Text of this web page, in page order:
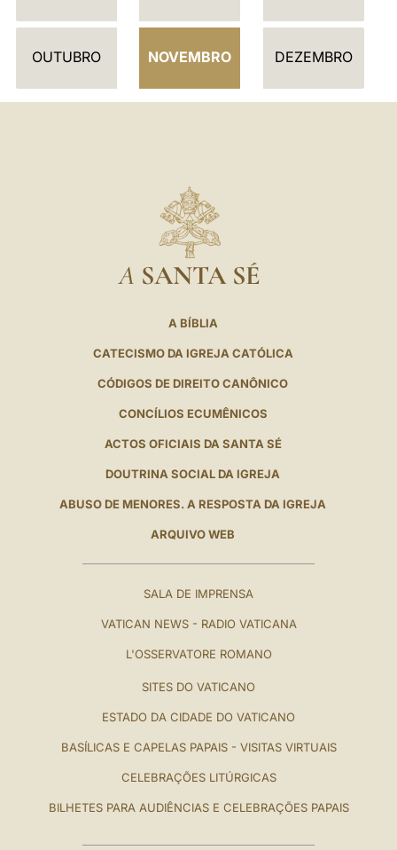
R
OUTUBRO NOVEMBRO DEZEMBRO
A SANTA SÉ
A BÍBLIA
CATECISMO DA IGREJA CATÓLICA
CÓDIGOS DE DIREITO CANÔNICO
CONCÍLIOS ECUMÊNICOS
ACTOS OFICIAIS DA SANTA SÉ
DOUTRINA SOCIAL DA IGREJA
ABUSO DE MENORES. A RESPOSTA DA IGREJA
ARQUIVO WEB
SALA DE IMPRENSA
VATICAN NEWS - RADIO VATICANA
L'OSSERVATORE ROMANO
SITES DO VATICANO
ESTADO DA CIDADE DO VATICANO
BASÍLICAS E CAPELAS PAPAIS - VISITAS VIRTUAIS
CELEBRAÇÕES LITÚRGICAS
BILHETES PARA AUDIÊNCIAS E CELEBRAÇÕES PAPAIS